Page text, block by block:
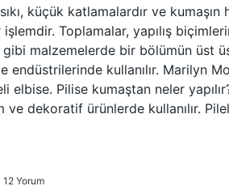
küçük katlamalardır ve
Toplamalar, yapılış
gibi malzemelerde bir bölümün üst
endüstrilerinde kullanılır. Marilyn
elbise. Pilise kumaştan neler
dekoratif ürünlerde kullanılır.
12 Yorum